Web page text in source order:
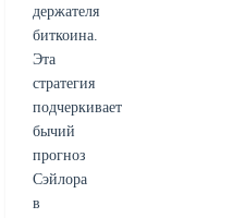
держателя
биткоина.
Эта
стратегия
подчеркивает
бычий
прогноз
Сэйлора
в